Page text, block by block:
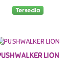
Tersedia
LION